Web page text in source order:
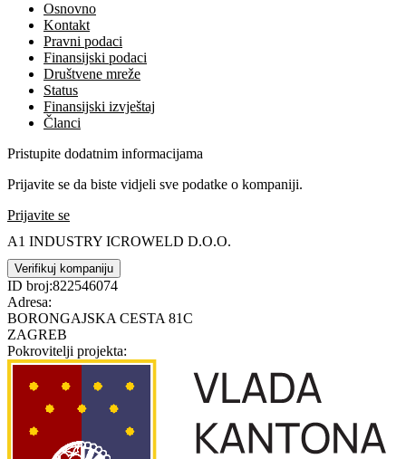
Osnovno
Kontakt
Pravni podaci
Finansijski podaci
Društvene mreže
Status
Finansijski izvještaj
Članci
Pristupite dodatnim informacijama
Prijavite se da biste vidjeli sve podatke o kompaniji.
Prijavite se
A1 INDUSTRY ICROWELD D.O.O.
Verifikuj kompaniju
ID broj:822546074
Adresa:
BORONGAJSKA CESTA 81C
ZAGREB
Pokrovitelji projekta: